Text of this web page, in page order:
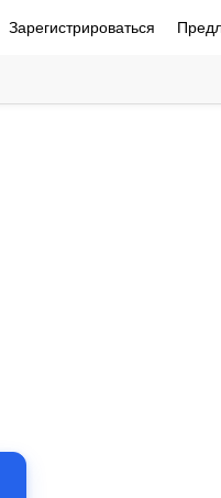
Зарегистрироваться